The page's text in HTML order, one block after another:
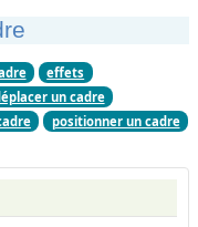
effets
un cadre
positionner un cadre